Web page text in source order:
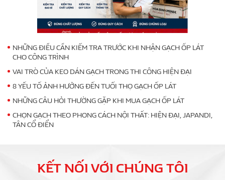
NHỮNG ĐIỀU CẦN KIỂM TRA TRƯỚC KHI NHẬN GẠCH ỐP LÁT
CHO CÔNG TRÌNH
VAI TRÒ CỦA KEO DÁN GẠCH TRONG THI CÔNG HIỆN ĐẠI
8 YẾU TỐ ẢNH HƯỞNG ĐẾN TUỔI THỌ GẠCH ỐP LÁT
NHỮNG CÂU HỎI THƯỜNG GẶP KHI MUA GẠCH ỐP LÁT
CHỌN GẠCH THEO PHONG CÁCH NỘI THẤT: HIỆN ĐẠI, JAPANDI,
TÂN CỔ ĐIỂN
KẾT NỐI VỚI CHÚNG TÔI